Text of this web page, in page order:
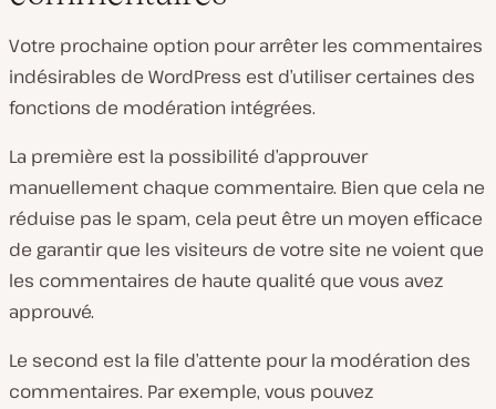
Votre prochaine option pour arrêter les commentaires
indésirables de WordPress est d’utiliser certaines des
fonctions de modération intégrées.
La première est la possibilité d’approuver
manuellement chaque commentaire. Bien que cela ne
réduise pas le spam, cela peut être un moyen efficace
de garantir que les visiteurs de votre site ne voient que
les commentaires de haute qualité que vous avez
approuvé.
Le second est la file d’attente pour la modération des
commentaires. Par exemple, vous pouvez